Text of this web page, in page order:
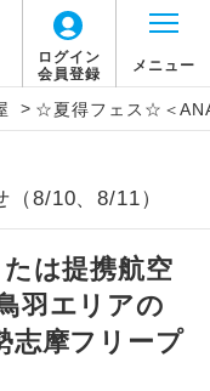
ログイン
会員登録
メニュー
> ☆夏得フェス☆＜
8/10、8/11）
は提携航空
羽エリアの
志摩フリープ
説明
から復路到着空港
す。
から最終日出発空港
同行します。
、車内での観光案内
ご案内
空席状況に
。